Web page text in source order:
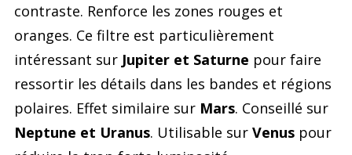
contraste. Renforce les zones rouges et
oranges. Ce filtre est particulièrement
intéressant surJupiter et Saturne pour faire
ressortir les détails dans les bandes et régions
polaires. Effet similaire sur Mars. Conseillé sur
Neptune et Uranus. Utilisable surVenuspour